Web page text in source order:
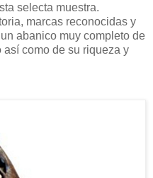
selecta muestra.
marcas reconocidas y
abanico muy completo de
así como de su riqueza y